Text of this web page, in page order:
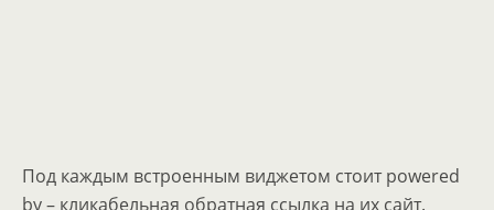
Под каждым встроенным виджетом стоит powered
by – кликабельная обратная ссылка на их сайт.